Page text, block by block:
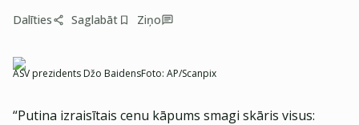
Dalīties Saglabāt Ziņo
ASV prezidents Džo BaidensFoto: AP/Scanpix
“Putina izraisītais cenu kāpums smagi skāris visus: